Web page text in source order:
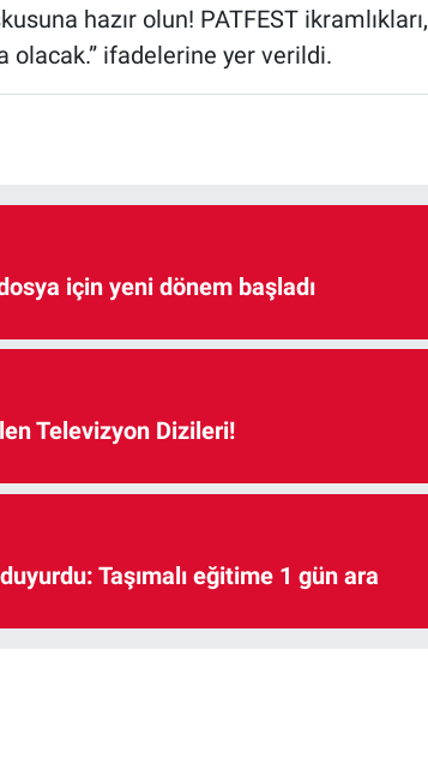
hazır olun! PATFEST ikramlıkları,
olacak.” ifadelerine yer verildi.
için yeni dönem başladı
Televizyon Dizileri!
Taşımalı eğitime 1 gün ara